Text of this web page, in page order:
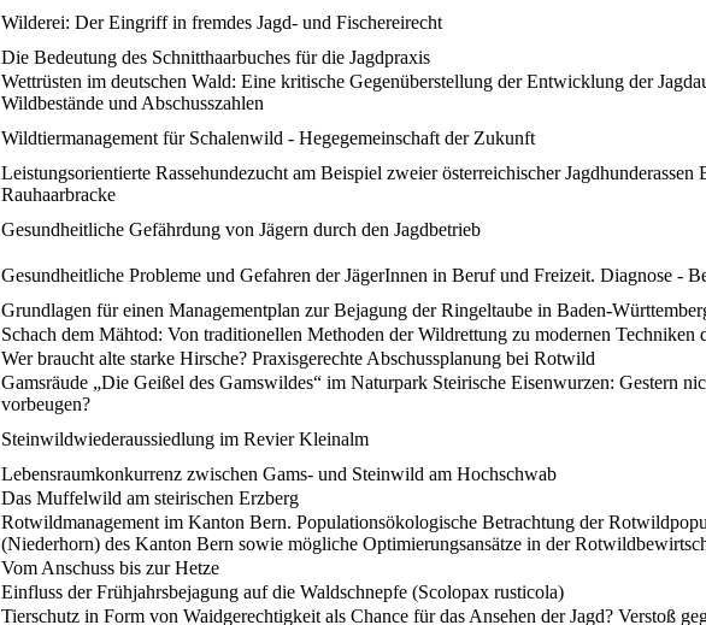
Wilderei: Der Eingriff in fremdes Jagd- und Fischereirecht
Die Bedeutung des Schnitthaarbuches für die Jagdpraxis
Wettrüsten im deutschen Wald: Eine kritische Gegenüberstellung der Entwicklung der
Wildbestände und Abschusszahlen
Wildtiermanagement für Schalenwild - Hegegemeinschaft der Zukunft
Leistungsorientierte Rassehundezucht am Beispiel zweier österreichischer Jagdhunderassen
Rauhaarbracke
Gesundheitliche Gefährdung von Jägern durch den Jagdbetrieb
Gesundheitliche Probleme und Gefahren der JägerInnen in Beruf und Freizeit. Diagnose -
Grundlagen für einen Managementplan zur Bejagung der Ringeltaube in Baden-
Schach dem Mähtod: Von traditionellen Methoden der Wildrettung zu modernen Techniken
Wer braucht alte starke Hirsche? Praxisgerechte Abschussplanung bei Rotwild
Gamsräude „Die Geißel des Gamswildes“ im Naturpark Steirische Eisenwurzen: Gestern
vorbeugen?
Steinwildwiederaussiedlung im Revier Kleinalm
Lebensraumkonkurrenz zwischen Gams- und Steinwild am Hochschwab
Das Muffelwild am steirischen Erzberg
Rotwildmanagement im Kanton Bern. Populationsökologische Betrachtung der
(Niederhorn) des Kanton Bern sowie mögliche Optimierungsansätze in der
Vom Anschuss bis zur Hetze
Einfluss der Frühjahrsbejagung auf die Waldschnepfe (Scolopax rusticola)
Tierschutz in Form von Waidgerechtigkeit als Chance für das Ansehen der Jagd? Verstoß